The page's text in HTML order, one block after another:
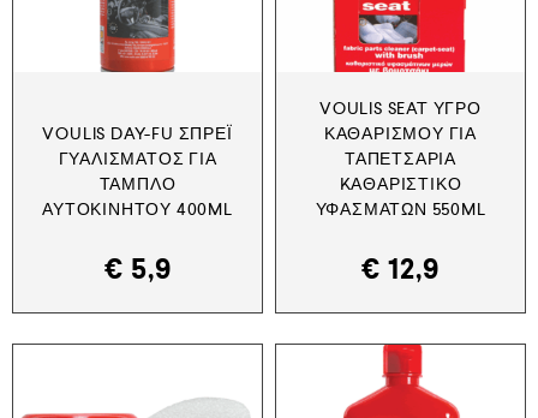
VOULIS DAY-FU ΣΠΡΈΙ
ΓΥΑΛΊΣΜΑΤΟΣ ΓΙΑ
ΤΑΜΠΛΌ
ΑΥΤΟΚΙΝΉΤΟΥ 400ML
€ 5,9
VOULIS SEAT ΥΓΡΌ
ΚΑΘΑΡΙΣΜΟΎ ΓΙΑ
ΤΑΠΕΤΣΑΡΊΑ
KΑΘΑΡΙΣΤΙΚΌ
ΥΦΑΣΜΆΤΩΝ 550ML
€ 12,9